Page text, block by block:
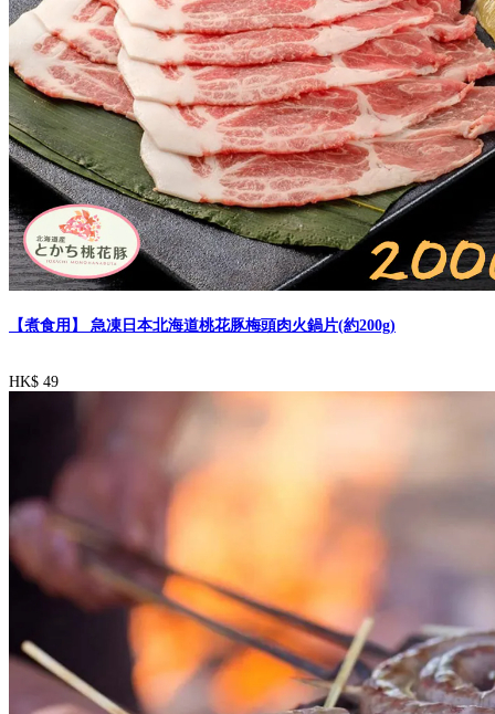
【煮食用】 急凍日本北海道桃花豚梅頭肉火鍋片(約200g)
HK$ 49